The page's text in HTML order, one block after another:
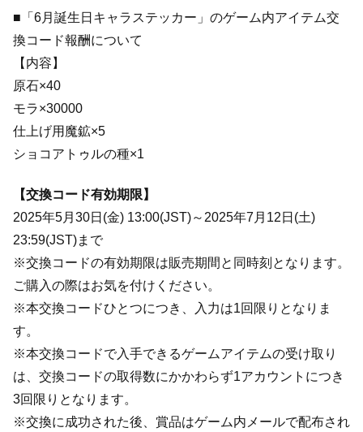
■「6月誕生日キャラステッカー」のゲーム内アイテム交
換コード報酬について
【内容】
原石×40
モラ×30000
仕上げ用魔鉱×5
ショコアトゥルの種×1
【交換コード有効期限】
2025年5月30日(金) 13:00(JST)～2025年7月12日(土)
23:59(JST)まで
※交換コードの有効期限は販売期間と同時刻となります。
ご購入の際はお気を付けください。
※本交換コードひとつにつき、入力は1回限りとなりま
す。
※本交換コードで入手できるゲームアイテムの受け取り
は、交換コードの取得数にかかわらず1アカウントにつき
3回限りとなります。
※交換に成功された後、賞品はゲーム内メールで配布され